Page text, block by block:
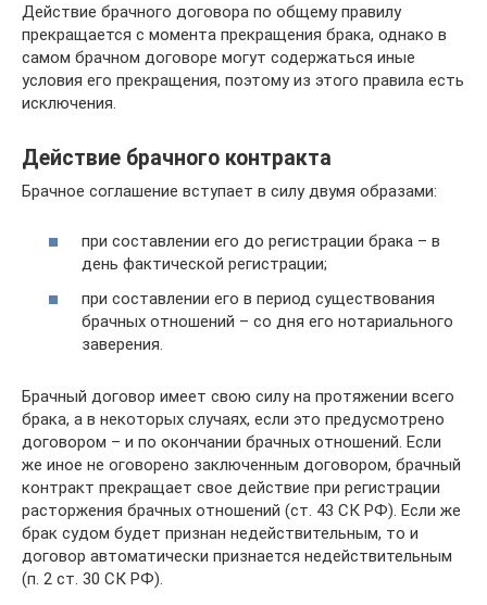
Действие брачного договора по общему правилу
прекращается с момента прекращения брака, однако в
самом брачном договоре могут содержаться иные
условия его прекращения, поэтому из этого правила есть
исключения.
Действие брачного контракта
Брачное соглашение вступает в силу двумя образами:
при составлении его до регистрации брака – в
день фактической регистрации;
при составлении его в период существования
брачных отношений – со дня его нотариального
заверения.
Брачный договор имеет свою силу на протяжении всего
брака, а в некоторых случаях, если это предусмотрено
договором – и по окончании брачных отношений. Если
же иное не оговорено заключенным договором, брачный
контракт прекращает свое действие при регистрации
расторжения брачных отношений (ст. 43 СК РФ). Если же
брак судом будет признан недействительным, то и
договор автоматически признается недействительным
(п. 2 ст. 30 СК РФ).